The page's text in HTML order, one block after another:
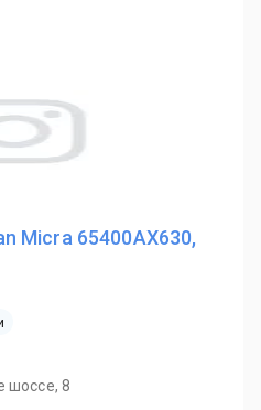
Micra 65400AX630,
шоссе, 8